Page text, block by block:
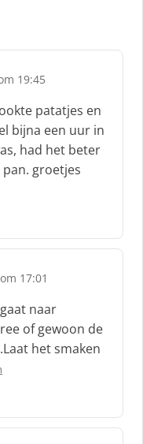
19:45
patatjes en
bijna een uur in
had het beter
groetjes
17:01
naar
of gewoon de
het smaken